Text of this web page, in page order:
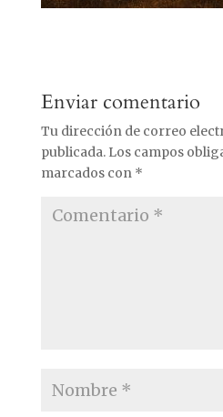
Enviar comentario
Tu dirección de correo
publicada. Los campos
marcados con *